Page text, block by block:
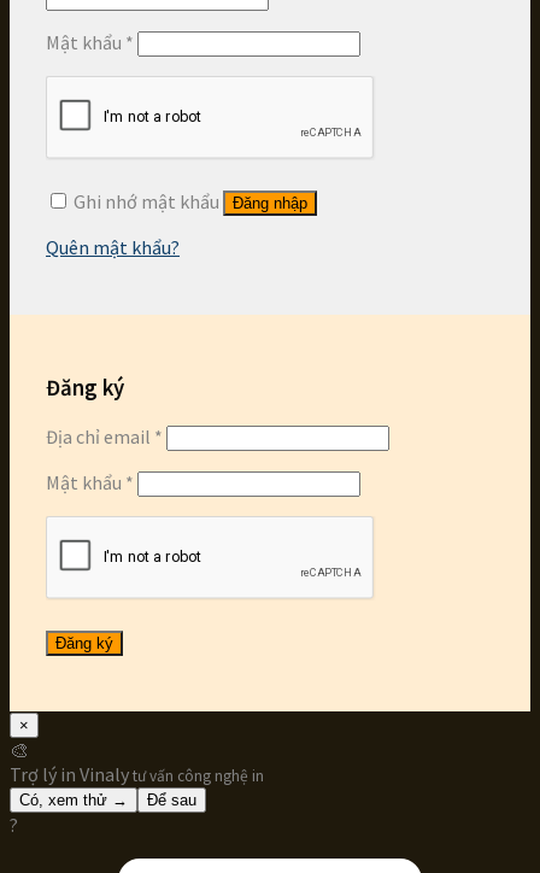
Mật khẩu *
Ghi nhớ mật khẩu Đăng nhập
Quên mật khẩu?
Đăng ký
Địa chỉ email *
Mật khẩu *
Đăng ký
×
🎨
Trợ lý in Vinalytư vấn công nghệ in
Có, xem thử → Để sau
?